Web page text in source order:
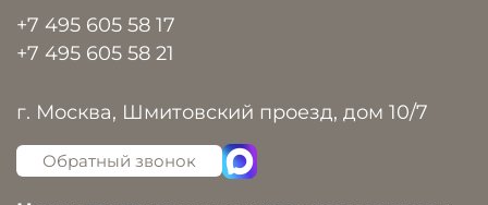
+7 495 605 58 17
+7 495 605 58 21
г. Москва, Шмитовский проезд, дом 10/7
Обратный звонок